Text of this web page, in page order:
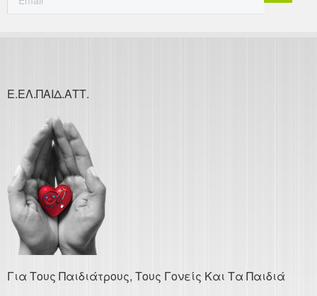
Ε.ΕΛ.ΠΑΙΔ.ΑΤΤ.
Για Τους Παιδιάτρους, Τους Γονείς Και Τα Παιδιά